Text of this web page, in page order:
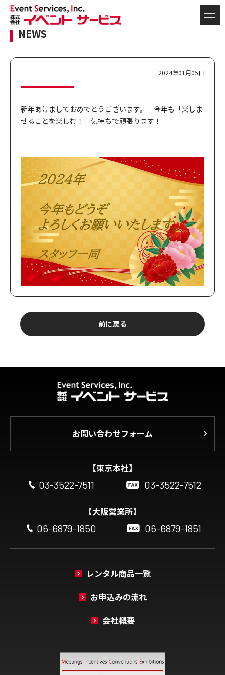
NEWS
2024年01月05日
新年あけましておめでとうございます。 今年も「楽しま
せることを楽しむ！」気持ちで頑張ります！
前に戻る
お問い合わせフォーム
【東京本社】
03-3522-7511
03-3522-7512
【大阪営業所】
06-6879-1850
06-6879-1851
レンタル商品一覧
お申込みの流れ
会社概要